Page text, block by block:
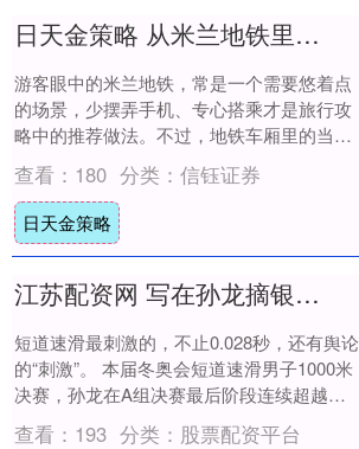
日天金策略 从米兰地铁里的短剧迷到中国能量“奥运扬帆”
游客眼中的米兰地铁，常是一个需要悠着点
的场景，少摆弄手机、专心搭乘才是旅行攻
略中的推荐做法。不过，地铁车厢里的当地
人是“另一个世界”，记者甚至看到过在手机
上陶醉....
查看： 180 分类： 信钰证券
日天金策略
江苏配资网 写在孙龙摘银之后：一刀是遗憾，一刀是恶意！幸好有人清醒，有人托底
短道速滑最刺激的，不止0.028秒，还有舆论
的“刺激”。 本届冬奥会短道速滑男子1000米
决赛，孙龙在A组决赛最后阶段连续超越，
以1分24秒565摘银，距金牌只....
查看： 193 分类： 股票配资平台